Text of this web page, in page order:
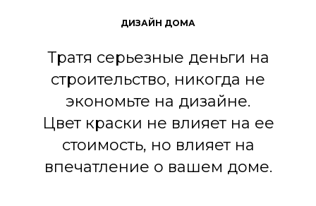
ДИЗАЙН ДОМА
Тратя серьезные деньги на
строительство, никогда не
экономьте на дизайне.
Цвет краски не влияет на ее
стоимость, но влияет на
впечатление о вашем доме.